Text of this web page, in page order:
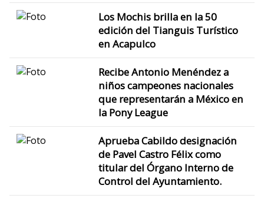
Los Mochis brilla en la 50
edición del Tianguis Turístico
en Acapulco
Recibe Antonio Menéndez a
niños campeones nacionales
que representarán a México en
la Pony League
Aprueba Cabildo designación
de Pavel Castro Félix como
titular del Órgano Interno de
Control del Ayuntamiento.